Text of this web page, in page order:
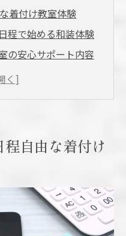
着付け教室体験
程で始める和装体験
の安心サポート内容
スンで学ぶポイント
で選ぶ理由とは
選ぶメリット紹介
クセスの魅力につい
自由な着付け